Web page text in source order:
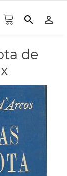
search person_outline
de